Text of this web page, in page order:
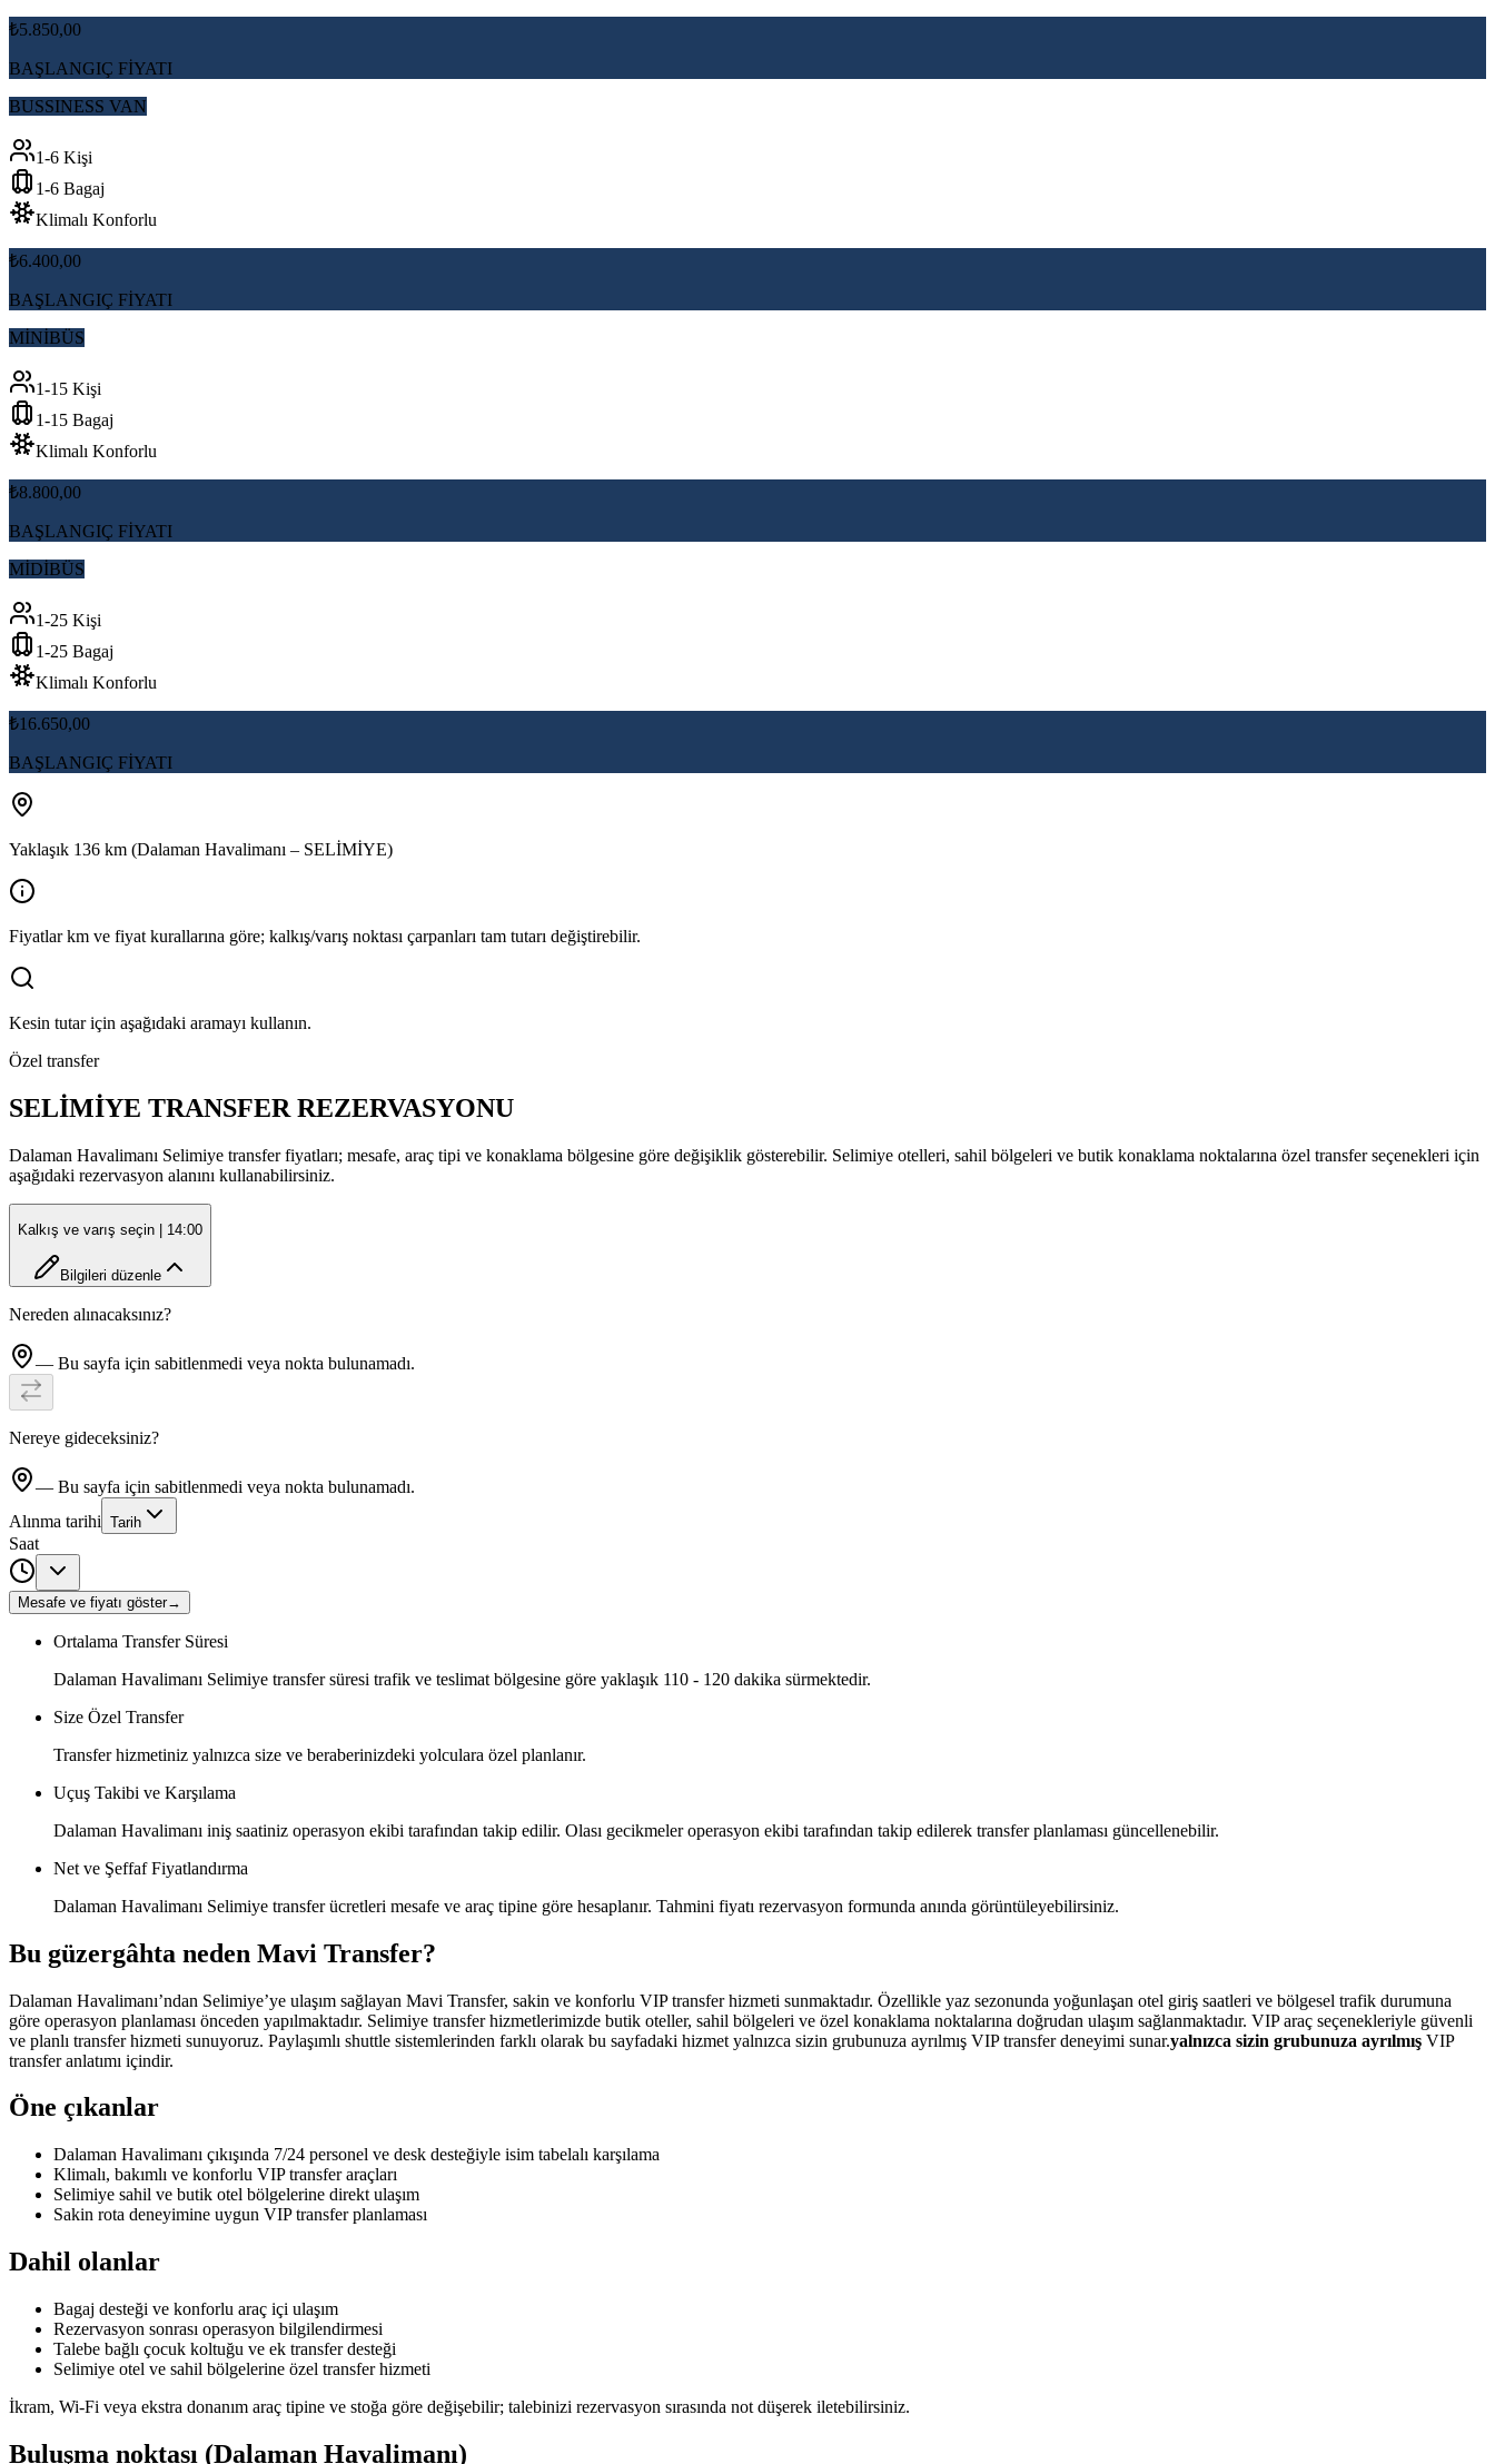
₺5.850,00
BAŞLANGIÇ FİYATI
BUSSINESS VAN
1-6 Kişi
1-6 Bagaj
Klimalı Konforlu
₺6.400,00
BAŞLANGIÇ FİYATI
MİNİBÜS
1-15 Kişi
1-15 Bagaj
Klimalı Konforlu
₺8.800,00
BAŞLANGIÇ FİYATI
MİDİBÜS
1-25 Kişi
1-25 Bagaj
Klimalı Konforlu
₺16.650,00
BAŞLANGIÇ FİYATI
Yaklaşık 136 km (Dalaman Havalimanı – SELİMİYE)
Fiyatlar km ve fiyat kurallarına göre; kalkış/varış noktası çarpanları tam tutarı değiştirebilir.
Kesin tutar için aşağıdaki aramayı kullanın.
Özel transfer
SELİMİYE TRANSFER REZERVASYONU
Dalaman Havalimanı Selimiye transfer fiyatları; mesafe, araç tipi ve konaklama bölgesine göre değişiklik gösterebilir. Selimiye otelleri, sahil bölgeleri ve butik konaklama noktalarına özel transfer seçenekleri için
aşağıdaki rezervasyon alanını kullanabilirsiniz.
Kalkış ve varış seçin | 14:00
Bilgileri düzenle
Nereden alınacaksınız?
— Bu sayfa için sabitlenmedi veya nokta bulunamadı.
Nereye gideceksiniz?
— Bu sayfa için sabitlenmedi veya nokta bulunamadı.
Alınma tarihi Tarih
Saat
Mesafe ve fiyatı göster→
Ortalama Transfer Süresi
Dalaman Havalimanı Selimiye transfer süresi trafik ve teslimat bölgesine göre yaklaşık 110 - 120 dakika sürmektedir.
Size Özel Transfer
Transfer hizmetiniz yalnızca size ve beraberinizdeki yolculara özel planlanır.
Uçuş Takibi ve Karşılama
Dalaman Havalimanı iniş saatiniz operasyon ekibi tarafından takip edilir. Olası gecikmeler operasyon ekibi tarafından takip edilerek transfer planlaması güncellenebilir.
Net ve Şeffaf Fiyatlandırma
Dalaman Havalimanı Selimiye transfer ücretleri mesafe ve araç tipine göre hesaplanır. Tahmini fiyatı rezervasyon formunda anında görüntüleyebilirsiniz.
Bu güzergâhta neden Mavi Transfer?
Dalaman Havalimanı’ndan Selimiye’ye ulaşım sağlayan Mavi Transfer, sakin ve konforlu VIP transfer hizmeti sunmaktadır. Özellikle yaz sezonunda yoğunlaşan otel giriş saatleri ve bölgesel trafik durumuna
göre operasyon planlaması önceden yapılmaktadır. Selimiye transfer hizmetlerimizde butik oteller, sahil bölgeleri ve özel konaklama noktalarına doğrudan ulaşım sağlanmaktadır. VIP araç seçenekleriyle güvenli
ve planlı transfer hizmeti sunuyoruz. Paylaşımlı shuttle sistemlerinden farklı olarak bu sayfadaki hizmet yalnızca sizin grubunuza ayrılmış VIP transfer deneyimi sunar.yalnızca sizin grubunuza ayrılmış VIP
transfer anlatımı içindir.
Öne çıkanlar
Dalaman Havalimanı çıkışında 7/24 personel ve desk desteğiyle isim tabelalı karşılama
Klimalı, bakımlı ve konforlu VIP transfer araçları
Selimiye sahil ve butik otel bölgelerine direkt ulaşım
Sakin rota deneyimine uygun VIP transfer planlaması
Dahil olanlar
Bagaj desteği ve konforlu araç içi ulaşım
Rezervasyon sonrası operasyon bilgilendirmesi
Talebe bağlı çocuk koltuğu ve ek transfer desteği
Selimiye otel ve sahil bölgelerine özel transfer hizmeti
İkram, Wi‑Fi veya ekstra donanım araç tipine ve stoğa göre değişebilir; talebinizi rezervasyon sırasında not düşerek iletebilirsiniz.
Buluşma noktası (Dalaman Havalimanı)